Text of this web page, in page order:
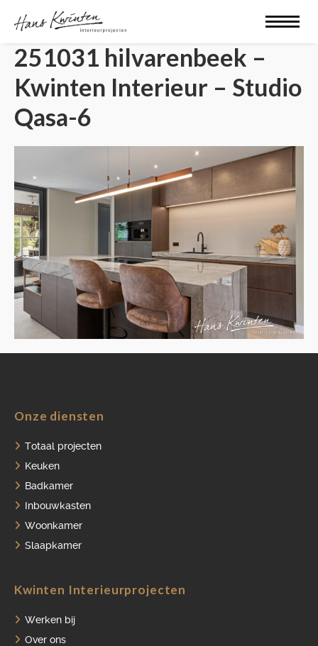
251031 hilvarenbeek –
Kwinten Interieur – Studio
Qasa-6
Onze diensten
Totaal projecten
Keuken
Badkamer
Inbouwkasten
Woonkamer
Slaapkamer
Kwinten Interieurprojecten
Werken bij
Over ons
ONDERHOUDSPRODUCTEN
APPARATEN REGISTREREN